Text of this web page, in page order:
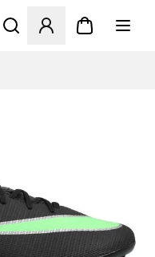
Öffnet ein neues Fenster